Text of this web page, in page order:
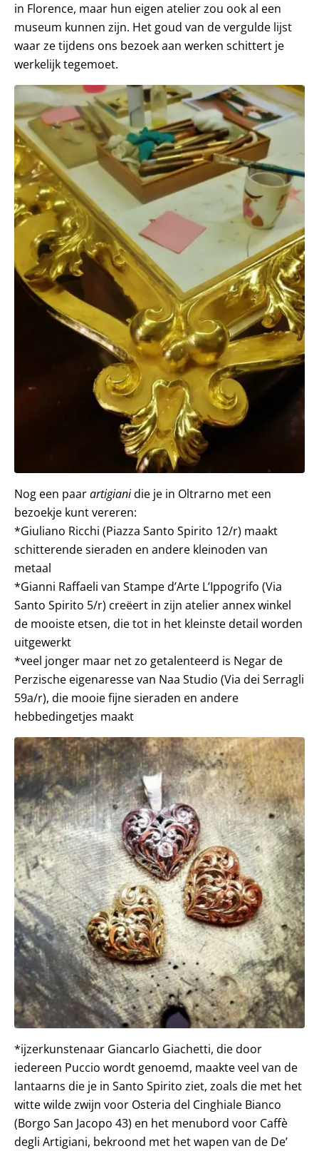
in Florence, maar hun eigen atelier zou ook al een
museum kunnen zijn. Het goud van de vergulde lijst
waar ze tijdens ons bezoek aan werken schittert je
werkelijk tegemoet.
Nog een paarartigianidie je in Oltrarno met een
bezoekje kunt vereren:
*Giuliano Ricchi (Piazza Santo Spirito 12/r) maakt
schitterende sieraden en andere kleinoden van
metaal
*Gianni Raffaeli van Stampe d’Arte L’Ippogrifo (Via
Santo Spirito 5/r) creëert in zijn atelier annex winkel
de mooiste etsen, die tot in het kleinste detail worden
uitgewerkt
*veel jonger maar net zo getalenteerd is Negar de
Perzische eigenaresse van Naa Studio (Via dei Serragli
59a/r), die mooie fijne sieraden en andere
hebbedingetjes maakt
*ijzerkunstenaar Giancarlo Giachetti, die door
iedereen Puccio wordt genoemd, maakte veel van de
lantaarns die je in Santo Spirito ziet, zoals die met het
witte wilde zwijn voor Osteria del Cinghiale Bianco
(Borgo San Jacopo 43) en het menubord voor Caffè
degli Artigiani, bekroond met het wapen van de De’